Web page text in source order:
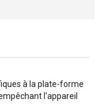
à la plate-forme
l'appareil